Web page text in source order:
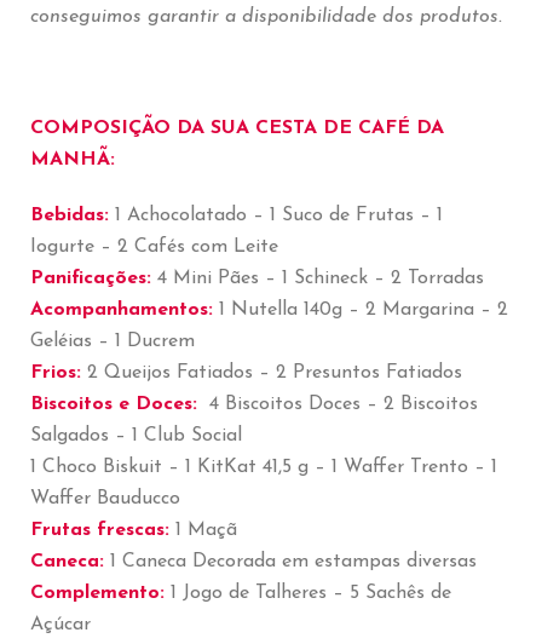
conseguimos garantir a disponibilidade dos produtos.
COMPOSIÇÃO DA SUA CESTA DE CAFÉ DA
MANHÃ:
Bebidas:
1 Achocolatado – 1 Suco de Frutas – 1
Iogurte – 2 Cafés com Leite
Panificações: 4 Mini Pães – 1 Schineck – 2 Torradas
Acompanhamentos: 1 Nutella 140g – 2 Margarina – 2
Geléias – 1 Ducrem
Frios: 2 Queijos Fatiados – 2 Presuntos Fatiados
Biscoitos e Doces:
4 Biscoitos Doces – 2 Biscoitos
Salgados – 1 Club Social
1 Choco Biskuit – 1 KitKat 41,5 g – 1 Waffer Trento – 1
Waffer Bauducco
Frutas frescas:
1 Maçã
Caneca: 1 Caneca Decorada em estampas diversas
Complemento: 1 Jogo de Talheres – 5 Sachês de
Açúcar